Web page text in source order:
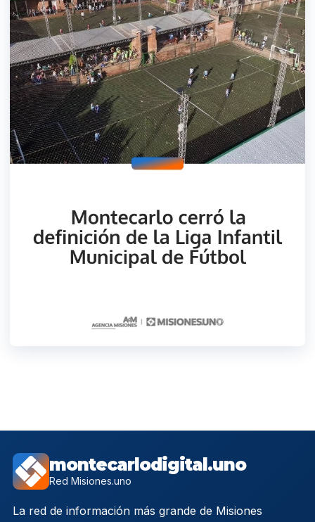
montecarlodigital.uno
Red Misiones.uno
La red de información más grande de Misiones